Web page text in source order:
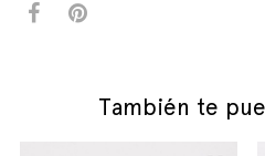
También te